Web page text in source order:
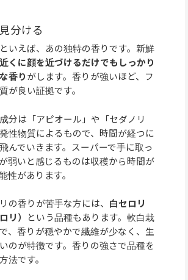
分ける
いえば、あの独特の香りです。新鮮
近くに顔を近づけるだけでもしっかり
香りがします。香りが強いほど、フ
が良い証拠です。
分は「アピオール」や「セダノリ
性物質によるもので、時間が経つに
んでいきます。スーパーで手に取っ
弱いと感じるものは収穫から時間が
性があります。
の香りが苦手な方には、 白セロリ
リ）
という品種もあります。軟白栽
、香りが穏やかで繊維が少なく、生
のが特徴です。香りの強さで品種を
法です。